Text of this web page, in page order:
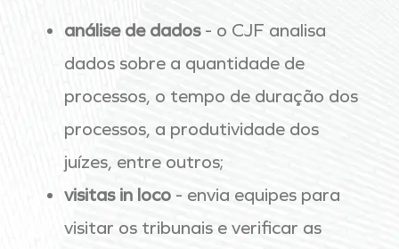
análise de dados- o CJF analisa
dados sobre a quantidade de
processos, o tempo de duração dos
processos, a produtividade dos
juízes, entre outros;
visitas in loco - envia equipes para
visitar os tribunais e verificar as